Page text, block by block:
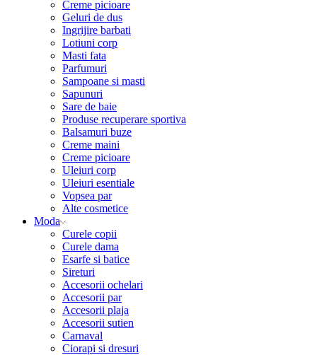
Creme picioare
Geluri de dus
Ingrijire barbati
Lotiuni corp
Masti fata
Parfumuri
Sampoane si masti
Sapunuri
Sare de baie
Produse recuperare sportiva
Balsamuri buze
Creme maini
Creme picioare
Uleiuri corp
Uleiuri esentiale
Vopsea par
Alte cosmetice
Moda
Curele copii
Curele dama
Esarfe si batice
Sireturi
Accesorii ochelari
Accesorii par
Accesorii plaja
Accesorii sutien
Carnaval
Ciorapi si dresuri